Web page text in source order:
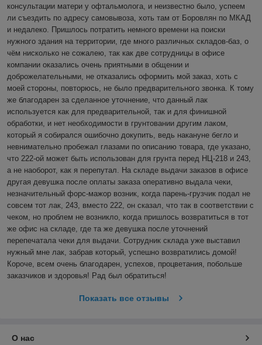
консультации матери у офтальмолога, и неизвестно было, успеем
ли съездить по адресу самовывоза, хоть там от Боровлян по МКАД
и недалеко. Пришлось потратить немного времени на поиски
нужного здания на территории, где много различных складов-баз, о
чём нисколько не сожалею, так как две сотрудницы в офисе
компании оказались очень приятными в общении и
доброжелательными, не отказались оформить мой заказ, хоть с
моей стороны, повторюсь, не было предварительного звонка. К тому
же благодарен за сделанное уточнение, что данный лак
используется как для предварительной, так и для финишной
обработки, и нет необходимости в грунтовании другим лаком,
который я собирался ошибочно докупить, ведь накануне бегло и
невнимательно пробежал глазами по описанию товара, где указано,
что 222-ой может быть использован для грунта перед НЦ-218 и 243,
а не наоборот, как я перепутал. На складе выдачи заказов в офисе
другая девушка после оплаты заказа оперативно выдала чеки,
незначительный форс-мажор возник, когда парень-грузчик подал не
совсем тот лак, 243, вместо 222, он сказал, что так в соответствии с
чеком, но проблем не возникло, когда пришлось возвратиться в тот
же офис на складе, где та же девушка после уточнений
перепечатала чеки для выдачи. Сотрудник склада уже выставил
нужный мне лак, забрав который, успешно возвратились домой!
Короче, всем очень благодарен, успехов, процветания, побольше
заказчиков и здоровья! Рад был обратиться!
Показать все отзывы
О нас